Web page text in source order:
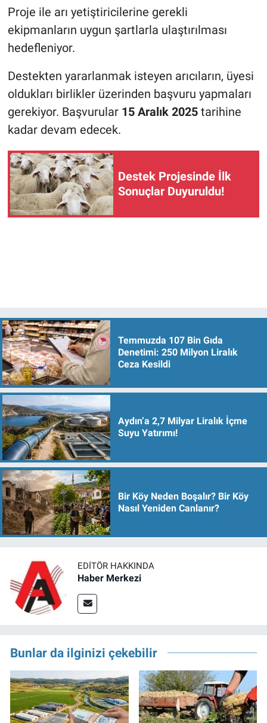
Proje ile arı yetiştiricilerine gerekli
ekipmanların uygun şartlarla ulaştırılması
hedefleniyor.
Destekten yararlanmak isteyen arıcıların, üyesi
oldukları birlikler üzerinden başvuru yapmaları
gerekiyor. Başvurular 15 Aralık 2025tarihine
kadar devam edecek.
Destek Projesinde İlk
Sonuçlar Duyuruldu!
Temmuzda 107 Bin Gıda
Denetimi: 250 Milyon Liralık
Ceza Kesildi
Aydın’a 2,7 Milyar Liralık İçme
Suyu Yatırımı!
Bir Köy Neden Boşalır? Bir Köy
Nasıl Yeniden Canlanır?
EDITÖR HAKKINDA
Haber Merkezi
Bunlar da ilginizi çekebilir